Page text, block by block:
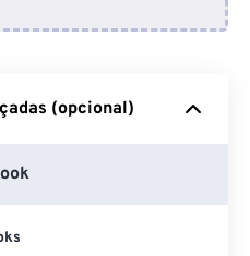
Drive
(opcional)